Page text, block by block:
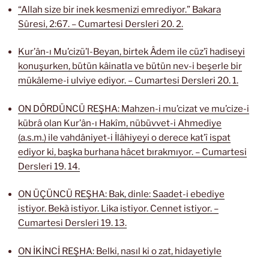
“Allah size bir inek kesmenizi emrediyor.” Bakara
Sûresi, 2:67. – Cumartesi Dersleri 20. 2.
Kur’ân-ı Mu’cizü’l-Beyan, birtek Âdem ile cüz’î hadiseyi
konuşurken, bütün kâinatla ve bütün nev-i beşerle bir
mükâleme-i ulviye ediyor. – Cumartesi Dersleri 20. 1.
ON DÖRDÜNCÜ REŞHA: Mahzen-i mu’cizat ve mu’cize-i
kübrâ olan Kur’ân-ı Hakîm, nübüvvet-i Ahmediye
(a.s.m.) ile vahdâniyet-i İlâhiyeyi o derece kat’î ispat
ediyor ki, başka burhana hâcet bırakmıyor. – Cumartesi
Dersleri 19. 14.
ON ÜÇÜNCÜ REŞHA: Bak, dinle: Saadet-i ebediye
istiyor. Bekà istiyor. Lika istiyor. Cennet istiyor. –
Cumartesi Dersleri 19. 13.
ON İKİNCİ REŞHA: Belki, nasıl ki o zat, hidayetiyle